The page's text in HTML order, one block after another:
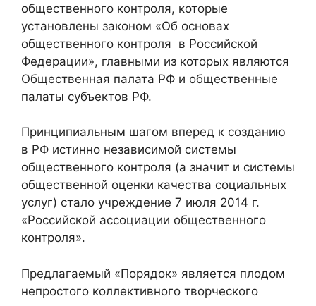
общественного контроля, которые
установлены законом «Об основах
общественного контроля в Российской
Федерации», главными из которых являются
Общественная палата РФ и общественные
палаты субъектов РФ.
Принципиальным шагом вперед к созданию
в РФ истинно независимой системы
общественного контроля (а значит и системы
общественной оценки качества социальных
услуг) стало учреждение 7 июля 2014 г.
«Российской ассоциации общественного
контроля».
Предлагаемый «Порядок» является плодом
непростого коллективного творческого